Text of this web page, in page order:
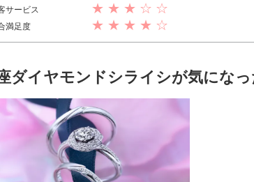
サービス ★ ★ ★ ☆ ☆
満足度 ★ ★ ★ ★ ☆
ダイヤモンドシライシが気になっ